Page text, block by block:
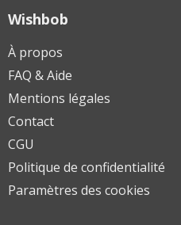
Wishbob
À propos
FAQ & Aide
Mentions légales
Contact
CGU
Politique de confidentialité
Paramètres des cookies